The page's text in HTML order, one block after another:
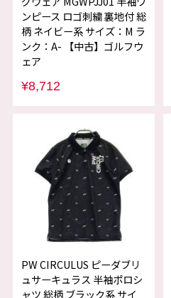
ンピース ロゴ刺繍 裏地付 総
柄 ネイビー系 サイズ：M ラ
ンク：A- 【中古】ゴルフウ
ェア
¥8,712
PW CIRCULUS ピーダブリ
ュサーキュラス 半袖ポロシ
ャツ 総柄 ブラック系 サイ